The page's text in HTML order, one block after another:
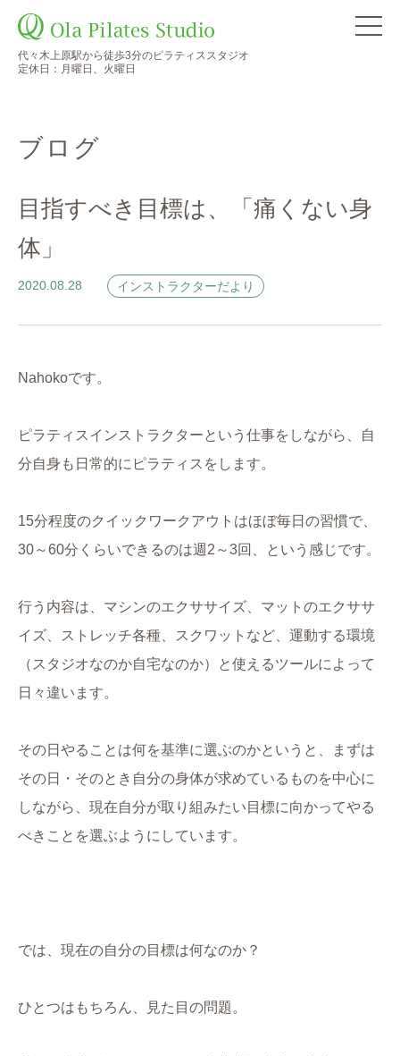
代々木上原駅から徒歩3分のピラティススタジオ
定休日：月曜日、火曜日
ブログ
目指すべき目標は、「痛くない身
体」
2020.08.28 インストラクターだより
Nahokoです。
ピラティスインストラクターという仕事をしながら、自
分自身も日常的にピラティスをします。
15分程度のクイックワークアウトはほぼ毎日の習慣で、
30～60分くらいできるのは週2～3回、という感じです。
行う内容は、マシンのエクササイズ、マットのエクササ
イズ、ストレッチ各種、スクワットなど、運動する環境
（スタジオなのか自宅なのか）と使えるツールによって
日々違います。
その日やることは何を基準に選ぶのかというと、まずは
その日・そのとき自分の身体が求めているものを中心に
しながら、現在自分が取り組みたい目標に向かってやる
べきことを選ぶようにしています。
では、現在の自分の目標は何なのか？
ひとつはもちろん、見た目の問題。